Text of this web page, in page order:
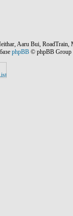
Aaru Bui, RoadTrain,
phpBB © phpBB Group